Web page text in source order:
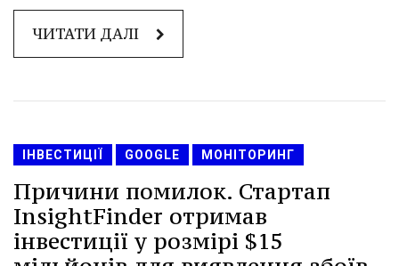
ЧИТАТИ ДАЛІ
ІНВЕСТИЦІЇ GOOGLE МОНІТОРИНГ
Причини помилок. Стартап
InsightFinder отримав
інвестиції у розмірі $15